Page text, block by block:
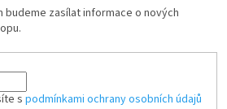
budeme zasílat informace o nových
s podmínkami ochrany osobních údajů